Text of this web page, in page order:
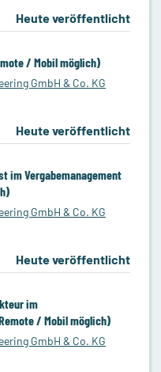
Heute veröffentlicht
/ Mobil möglich)
GmbH & Co. KG
Heute veröffentlicht
im Vergabemanagement
GmbH & Co. KG
Heute veröffentlicht
im
/ Mobil möglich)
GmbH & Co. KG